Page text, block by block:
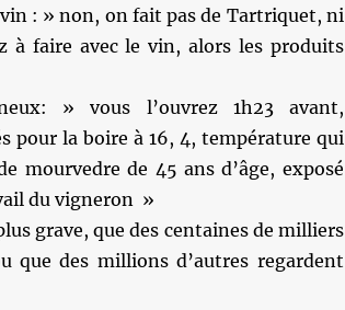
: » non, on fait pas de Tartriquet, ni
à faire avec le vin, alors les produits
» vous l’ouvrez 1h23 avant,
pour la boire à 16, 4, température qui
mourvedre de 45 ans d’âge, exposé
du vigneron »
grave, que des centaines de milliers
que des millions d’autres regardent